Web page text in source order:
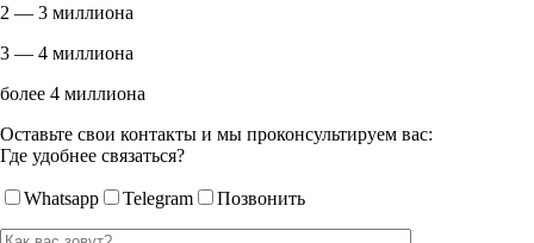
2 — 3 миллиона
3 — 4 миллиона
более 4 миллиона
Оставьте свои контакты и мы проконсультируем вас:
Где удобнее связаться?
Whatsapp Telegram Позвонить